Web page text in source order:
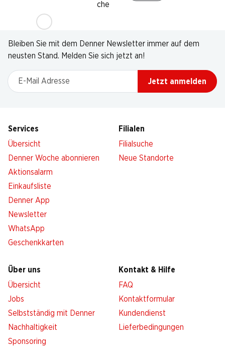
che
Newsletter
Bleiben Sie mit dem Denner Newsletter immer auf dem
neusten Stand. Melden Sie sich jetzt an!
E-Mail Adresse
Jetzt anmelden
Services
Übersicht
Denner Woche abonnieren
Aktionsalarm
Einkaufsliste
Denner App
Newsletter
WhatsApp
Geschenkkarten
Filialen
Filialsuche
Neue Standorte
Über uns
Übersicht
Jobs
Selbstständig mit Denner
Nachhaltigkeit
Sponsoring
Kontakt & Hilfe
FAQ
Kontaktformular
Kundendienst
Lieferbedingungen